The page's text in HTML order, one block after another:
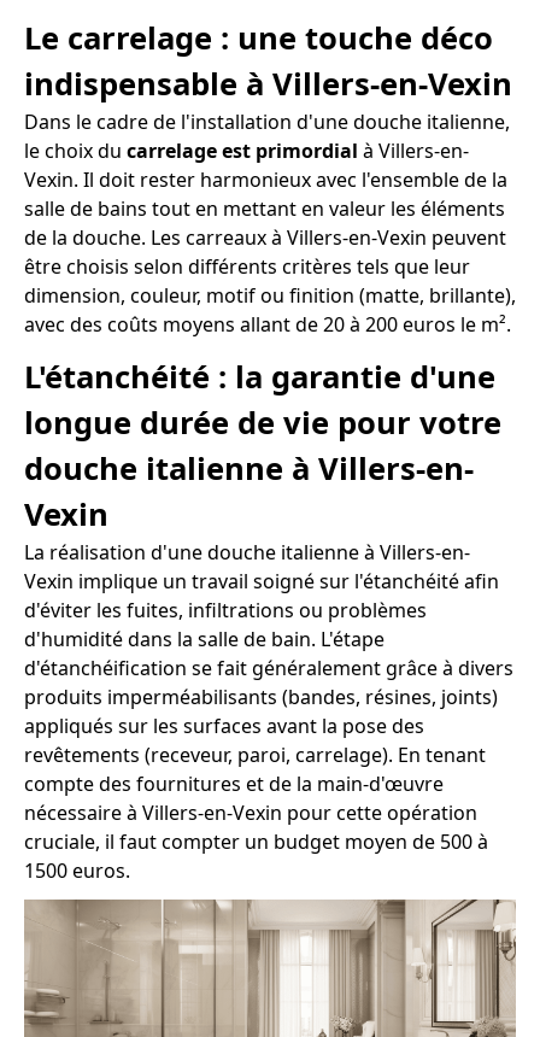
Le carrelage : une touche déco
indispensable à Villers-en-Vexin
Dans le cadre de l'installation d'une douche italienne,
le choix du carrelage est primordial à Villers-en-
Vexin. Il doit rester harmonieux avec l'ensemble de la
salle de bains tout en mettant en valeur les éléments
de la douche. Les carreaux à Villers-en-Vexin peuvent
être choisis selon différents critères tels que leur
dimension, couleur, motif ou finition (matte, brillante),
avec des coûts moyens allant de 20 à 200 euros le m².
L'étanchéité : la garantie d'une
longue durée de vie pour votre
douche italienne à Villers-en-
Vexin
La réalisation d'une douche italienne à Villers-en-
Vexin implique un travail soigné sur l'étanchéité afin
d'éviter les fuites, infiltrations ou problèmes
d'humidité dans la salle de bain. L'étape
d'étanchéification se fait généralement grâce à divers
produits imperméabilisants (bandes, résines, joints)
appliqués sur les surfaces avant la pose des
revêtements (receveur, paroi, carrelage). En tenant
compte des fournitures et de la main-d'œuvre
nécessaire à Villers-en-Vexin pour cette opération
cruciale, il faut compter un budget moyen de 500 à
1500 euros.